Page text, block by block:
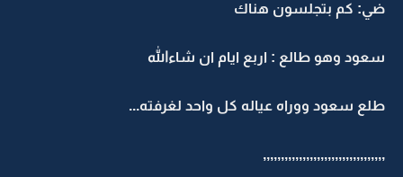
ضي: كم بتجلسون هناك
سعود وهو طالع : اربع ايام ان شاءالله
طلع سعود ووراه عياله كل واحد لغرفته...
,,,,,,,,,,,,,,,,,,,,,,,,,,,,,,,,,,